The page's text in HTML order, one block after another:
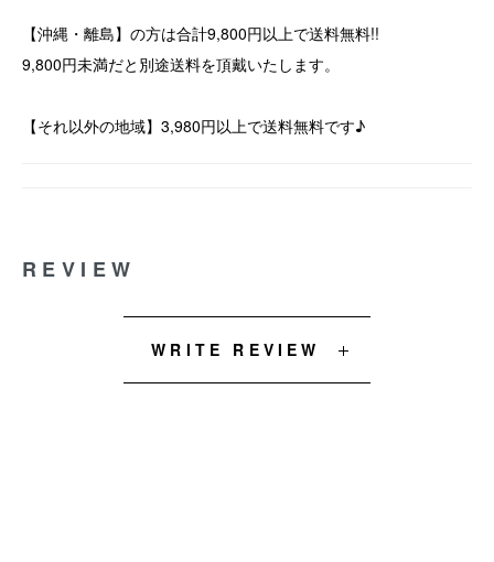
【沖縄・離島】の方は合計9,800円以上で送料無料!!
9,800円未満だと別途送料を頂戴いたします。
【それ以外の地域】3,980円以上で送料無料です♪
REVIEW
WRITE REVIEW